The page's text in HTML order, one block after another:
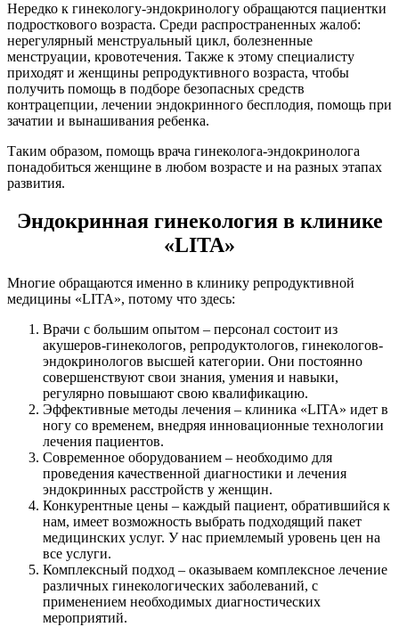
Нередко к гинекологу-эндокринологу обращаются пациентки
подросткового возраста. Среди распространенных жалоб:
нерегулярный менструальный цикл, болезненные
менструации, кровотечения. Также к этому специалисту
приходят и женщины репродуктивного возраста, чтобы
получить помощь в подборе безопасных средств
контрацепции, лечении эндокринного бесплодия, помощь при
зачатии и вынашивания ребенка.
Таким образом, помощь врача гинеколога-эндокринолога
понадобиться женщине в любом возрасте и на разных этапах
развития.
Эндокринная гинекология в клинике
«LITA»
Многие обращаются именно в клинику репродуктивной
медицины «LITA», потому что здесь:
Врачи с большим опытом – персонал состоит из
акушеров-гинекологов, репродуктологов, гинекологов-
эндокринологов высшей категории. Они постоянно
совершенствуют свои знания, умения и навыки,
регулярно повышают свою квалификацию.
Эффективные методы лечения – клиника «LITA» идет в
ногу со временем, внедряя инновационные технологии
лечения пациентов.
Современное оборудованием – необходимо для
проведения качественной диагностики и лечения
эндокринных расстройств у женщин.
Конкурентные цены – каждый пациент, обратившийся к
нам, имеет возможность выбрать подходящий пакет
медицинских услуг. У нас приемлемый уровень цен на
все услуги.
Комплексный подход – оказываем комплексное лечение
различных гинекологических заболеваний, с
применением необходимых диагностических
мероприятий.